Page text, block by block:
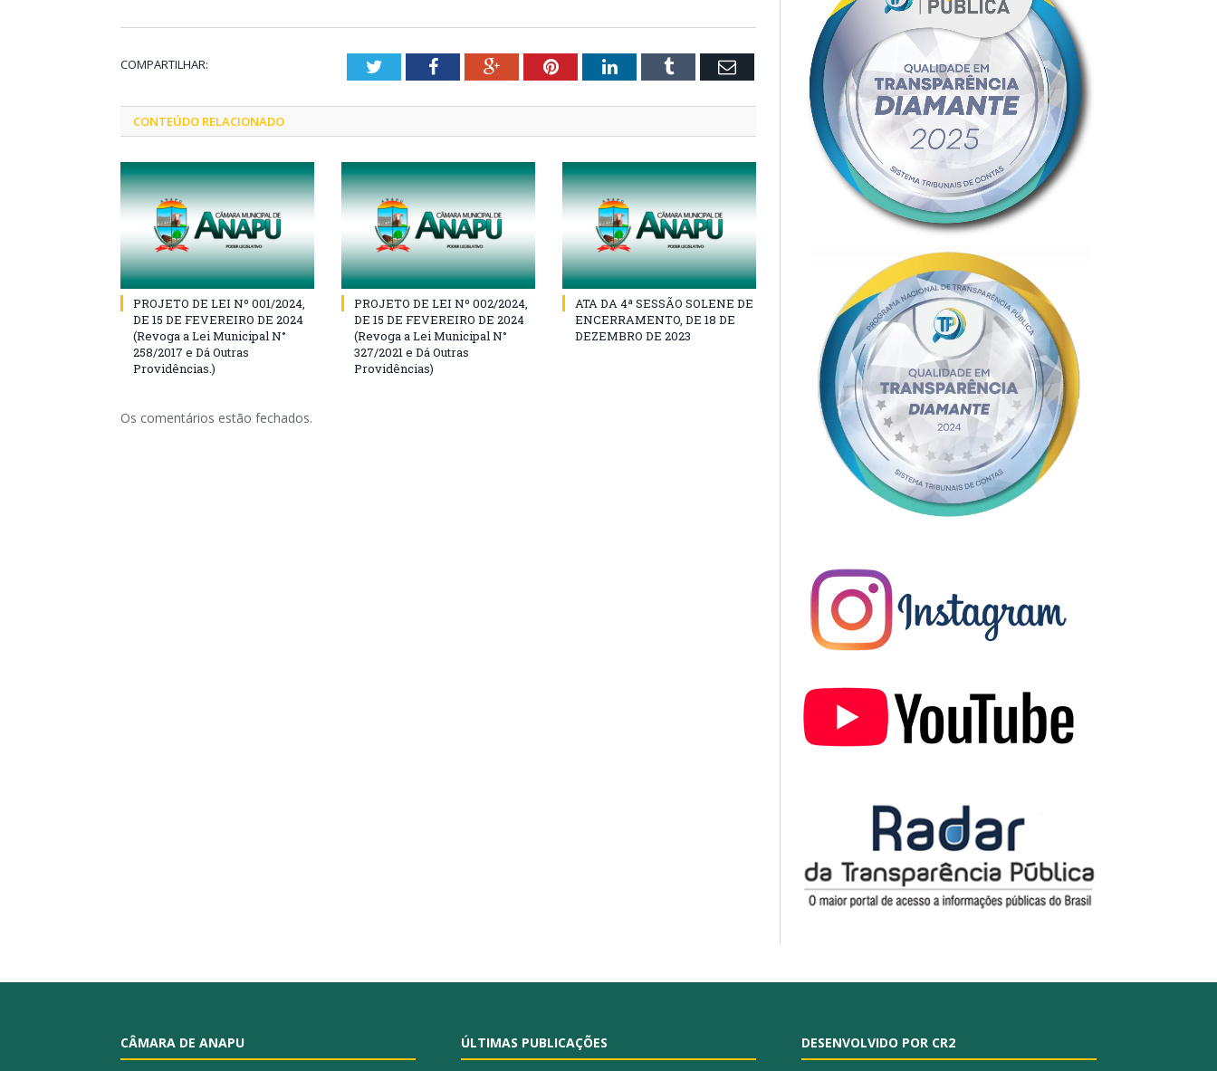
COMPARTILHAR: TwitterFacebookGoogle+PinterestLinkedInTumblr Email
CONTEÚDO RELACIONADO
PROJETO DE LEI Nº 001/2024,
DE 15 DE FEVEREIRO DE 2024
(Revoga a Lei Municipal N°
258/2017 e Dá Outras
Providências.)
PROJETO DE LEI Nº 002/2024,
DE 15 DE FEVEREIRO DE 2024
(Revoga a Lei Municipal N°
327/2021 e Dá Outras
Providências)
ATA DA 4ª SESSÃO SOLENE DE
ENCERRAMENTO, DE 18 DE
DEZEMBRO DE 2023
Os comentários estão fechados.
CÂMARA DE ANAPU ÚLTIMAS PUBLICAÇÕES DESENVOLVIDO POR CR2